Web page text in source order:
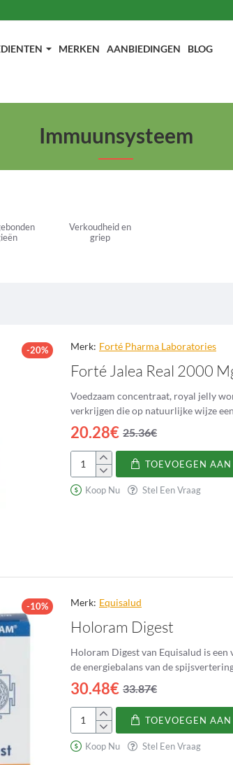
MERKEN AANBIEDINGEN BLOG
Immuunsysteem
Verkoudheid en
griep
-20% Merk: Forté Pharma Laboratories
Forté Jalea Real 2000
Voedzaam concentraat, royal jelly
20.28€ 25.36€
Forté
Jalea
TOEVOEGEN
Koop Nu Stel Een Vraag
-10% Merk: Equisalud
Holoram Digest
Holoram Digest van Equisalud is
30.48€ 33.87€
Holoram
Digest
TOEVOEGEN
Koop Nu Stel Een Vraag